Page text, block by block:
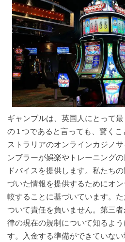
ギャンブルは、英国人にとって
の 1 つであると言っても、驚く
ストラリアのオンラインカジノ
ンブラーが娯楽やトレーニング
ドバイスを提供します。私たち
づいた情報を提供するためにオ
較することに基づいています。
ついて責任を負いません。第三
律の現在の規制について知るよ
す。入金する準備ができていな